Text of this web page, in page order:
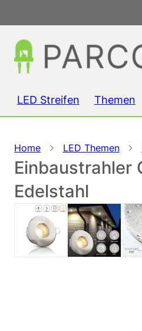
LED Streifen Themen
Home LED Themen
Einbaustrahler
Edelstahl